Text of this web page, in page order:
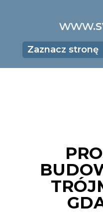
Zaznacz stronę